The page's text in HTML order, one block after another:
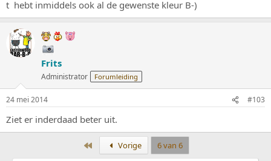
t hebt inmiddels ook al de gewenste kleur B-)
Frits
Administrator Forumleiding
24 mei 2014 #103
Ziet er inderdaad beter uit.
Eerste Vorige
6 van 6